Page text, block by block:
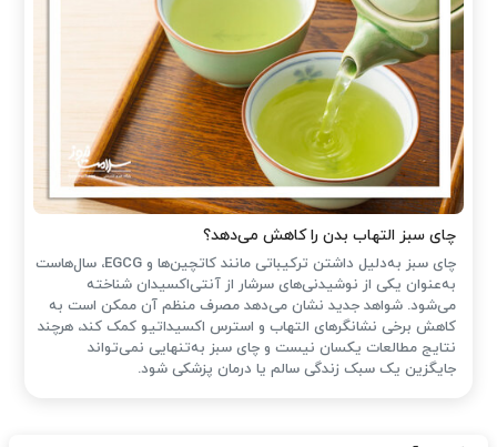
چای سبز التهاب بدن را کاهش می‌دهد؟
چای سبز به‌دلیل داشتن ترکیباتی مانند کاتچین‌ها و EGCG، سال‌هاست
به‌عنوان یکی از نوشیدنی‌های سرشار از آنتی‌اکسیدان شناخته
می‌شود. شواهد جدید نشان می‌دهد مصرف منظم آن ممکن است به
کاهش برخی نشانگرهای التهاب و استرس اکسیداتیو کمک کند، هرچند
نتایج مطالعات یکسان نیست و چای سبز به‌تنهایی نمی‌تواند
جایگزین یک سبک زندگی سالم یا درمان پزشکی شود.